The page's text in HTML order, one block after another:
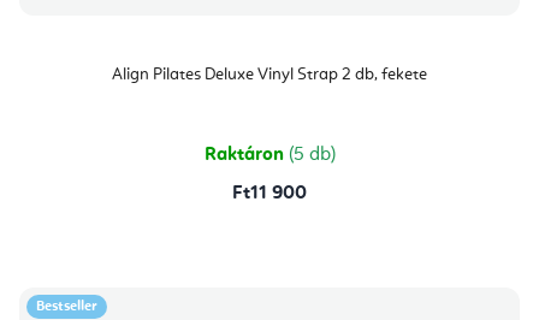
Align Pilates Deluxe Vinyl Strap 2 db, fekete
Raktáron (5 db)
Ft11 900
Bestseller